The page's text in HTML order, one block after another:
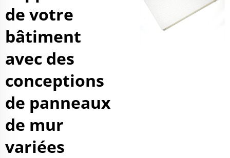
de votre
bâtiment
avec des
conceptions
de panneaux
de mur
variées